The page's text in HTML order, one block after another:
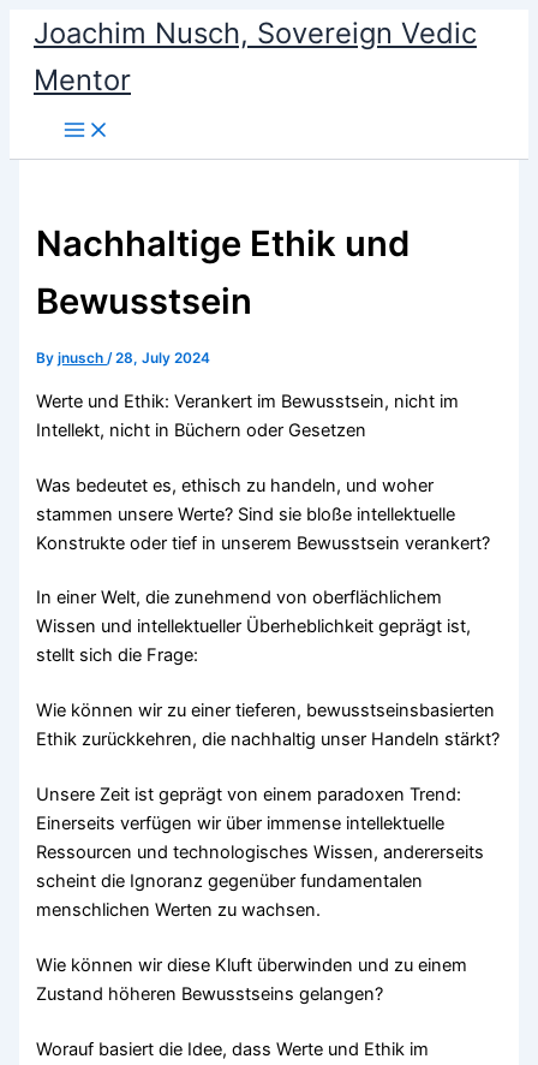
content
Joachim Nusch, Sovereign Vedic
Mentor
Nachhaltige Ethik und
Bewusstsein
Byjnusch/28, July 2024
Werte und Ethik: Verankert im Bewusstsein, nicht im
Intellekt, nicht in Büchern oder Gesetzen
Was bedeutet es, ethisch zu handeln, und woher
stammen unsere Werte? Sind sie bloße intellektuelle
Konstrukte oder tief in unserem Bewusstsein verankert?
In einer Welt, die zunehmend von oberflächlichem
Wissen und intellektueller Überheblichkeit geprägt ist,
stellt sich die Frage:
Wie können wir zu einer tieferen, bewusstseinsbasierten
Ethik zurückkehren, die nachhaltig unser Handeln stärkt?
Unsere Zeit ist geprägt von einem paradoxen Trend:
Einerseits verfügen wir über immense intellektuelle
Ressourcen und technologisches Wissen, andererseits
scheint die Ignoranz gegenüber fundamentalen
menschlichen Werten zu wachsen.
Wie können wir diese Kluft überwinden und zu einem
Zustand höheren Bewusstseins gelangen?
Worauf basiert die Idee, dass Werte und Ethik im